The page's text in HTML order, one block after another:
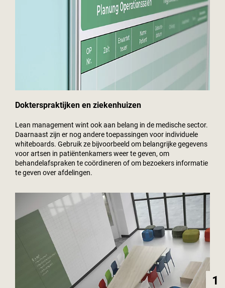
1
Dokterspraktijken en ziekenhuizen
Lean management wint ook aan belang in de medische sector.
Daarnaast zijn er nog andere toepassingen voor individuele
whiteboards. Gebruik ze bijvoorbeeld om belangrijke gegevens
voor artsen in patiëntenkamers weer te geven, om
behandelafspraken te coördineren of om bezoekers informatie
te geven over afdelingen.